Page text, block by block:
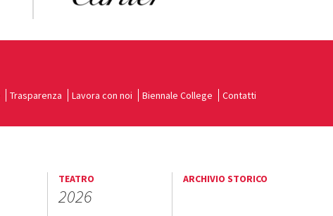
Trasparenza Lavora con noi Biennale College Contatti
TEATRO
2026
ARCHIVIO STORICO